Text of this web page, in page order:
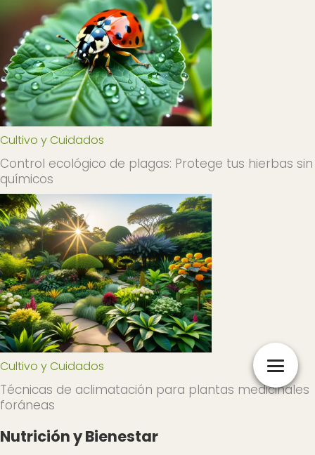
Cultivo y Cuidados
Control ecológico de plagas: Protege tus hierbas sin
químicos
Cultivo y Cuidados
Técnicas de aclimatación para plantas medicinales
foráneas
Nutrición y Bienestar